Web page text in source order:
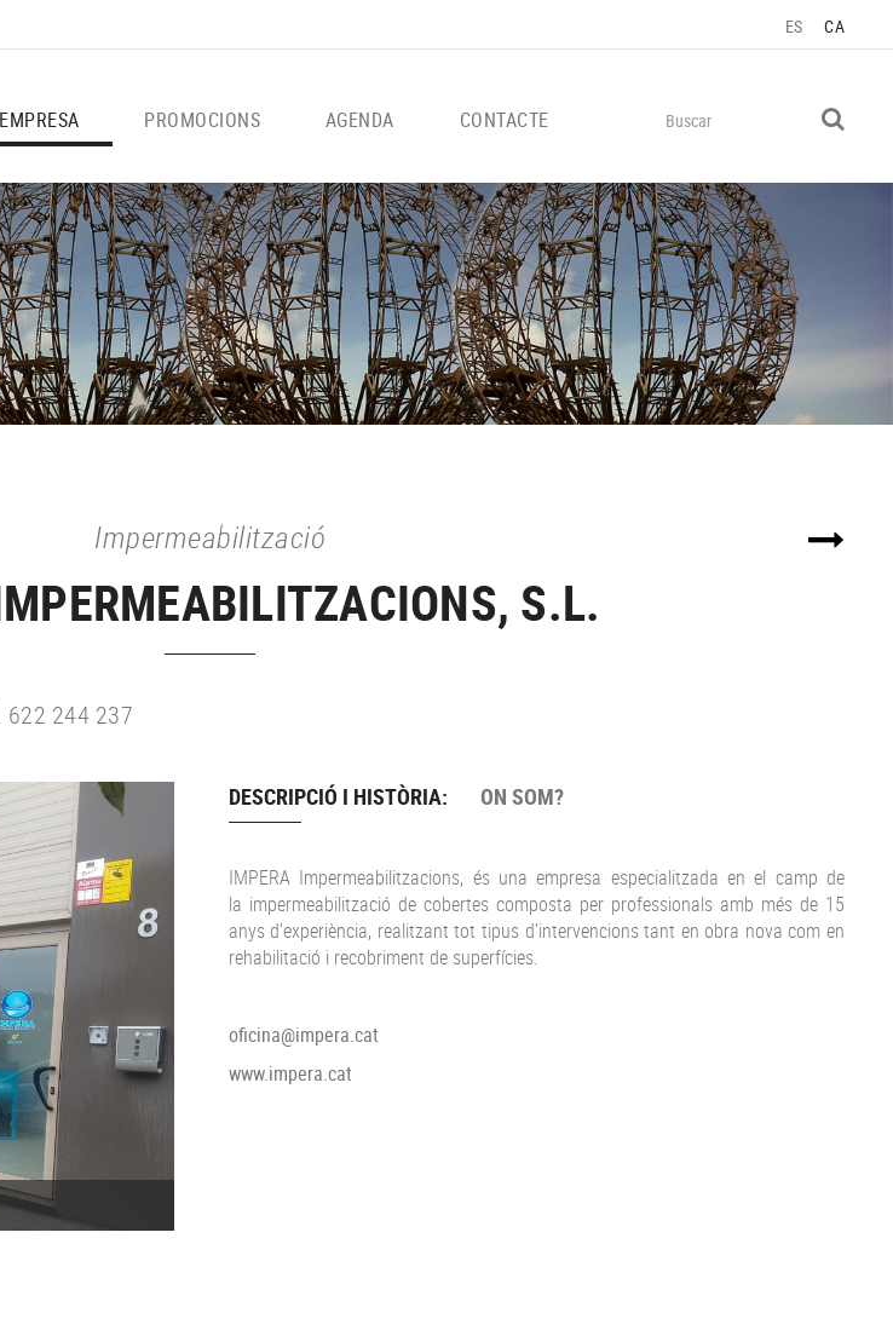
ES CA
EMPRESA PROMOCIONS AGENDA CONTACTE
Impermeabilització
S.L.
622 244 237
DESCRIPCIÓ I HISTÒRIA: ON SOM?
IMPERA Impermeabilitzacions, és una empresa especialitzada en el camp de
la impermeabilització de cobertes composta per professionals amb més de 15
anys d’experiència, realitzant tot tipus d’intervencions tant en obra nova com en
rehabilitació i recobriment de superfícies.
oficina@impera.cat
www.impera.cat